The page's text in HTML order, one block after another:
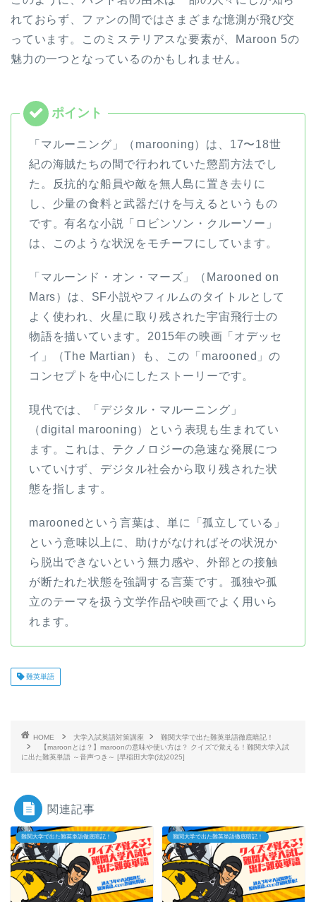
れておらず、ファンの間ではさまざまな憶測が飛び交
っています。​このミステリアスな要素が、Maroon 5の
魅力の一つとなっているのかもしれません。​
「マルーニング」（marooning）は、17〜18世
紀の海賊たちの間で行われていた懲罰方法でし
た。反抗的な船員や敵を無人島に置き去りに
し、少量の食料と武器だけを与えるというもの
です。有名な小説「ロビンソン・クルーソー」
は、このような状況をモチーフにしています。
「マルーンド・オン・マーズ」（Marooned on
Mars）は、SF小説やフィルムのタイトルとして
よく使われ、火星に取り残された宇宙飛行士の
物語を描いています。2015年の映画「オデッセ
イ」（The Martian）も、この「marooned」の
コンセプトを中心にしたストーリーです。
現代では、「デジタル・マルーニング」
（digital marooning）という表現も生まれてい
ます。これは、テクノロジーの急速な発展につ
いていけず、デジタル社会から取り残された状
態を指します。
maroonedという言葉は、単に「孤立している」
という意味以上に、助けがなければその状況か
ら脱出できないという無力感や、外部との接触
が断たれた状態を強調する言葉です。孤独や孤
立のテーマを扱う文学作品や映画でよく用いら
れます。
難英単語
HOME 大学入試英語対策講座
難関大学で出た難英単語徹底暗記！
【maroonとは？】maroonの意味や使い方は？ クイズで覚える！難関大学入試
に出た難英単語 ～音声つき～ [早稲田大学(法)2025]
関連記事
難関大学で出た難英単語徹底暗記！ 難関大学で出た難英単語徹底暗記！